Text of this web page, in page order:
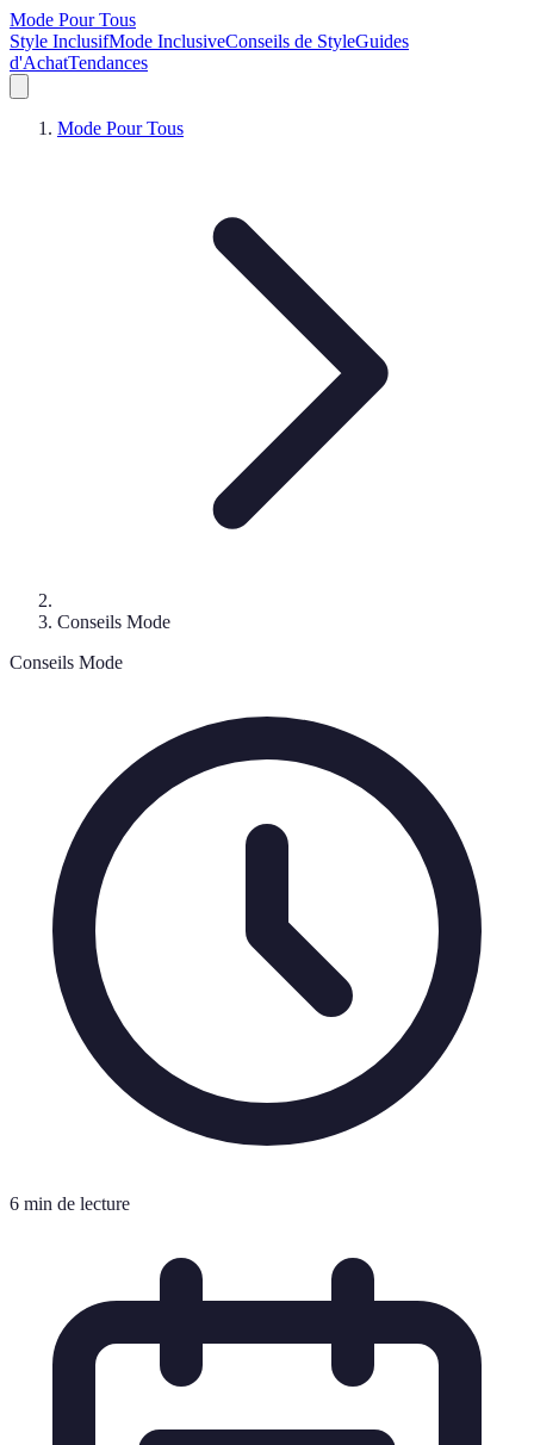
Mode Pour Tous
Style InclusifMode InclusiveConseils de StyleGuides
d'AchatTendances
Mode Pour Tous
Conseils Mode
Conseils Mode
6 min de lecture